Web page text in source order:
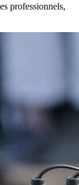
professionnels,